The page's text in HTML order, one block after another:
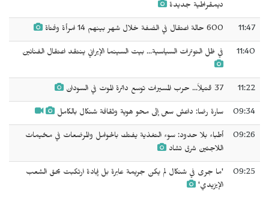
ديمقراطية جديدة
11:47 600 حالة اعتقال في الضفة خلال شهر بينهم 14 امرأة وفتاة
11:40 في ظل التوترات السياسية... بيت السينما الإيراني ينتقد اعتقال الفنانين
11:22 37 قتيلاً... حرب المسيرات توسع دائرة الموت في السودان
09:34 سارة رضا: داعش سعى إلى محو هوية وثقافة شنكال بالكامل
09:26
أطباء بلا حدود: سوء التغذية يفتك بالحوامل والمرضعات في مخيمات
اللاجئين شرق تشاد
09:25
'ما جرى في شنكال لم يكن جريمة عابرة بل إبادة ارتكبت بحق الشعب
الإيزيدي'